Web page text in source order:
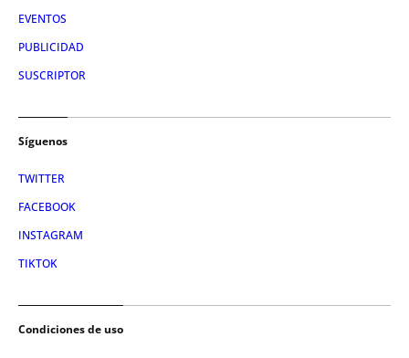
EVENTOS
PUBLICIDAD
SUSCRIPTOR
Síguenos
TWITTER
FACEBOOK
INSTAGRAM
TIKTOK
Condiciones de uso